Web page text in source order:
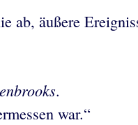
ab, äußere
.
war.“